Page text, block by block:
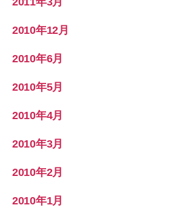
2010年12月
2010年6月
2010年5月
2010年4月
2010年3月
2010年2月
2010年1月